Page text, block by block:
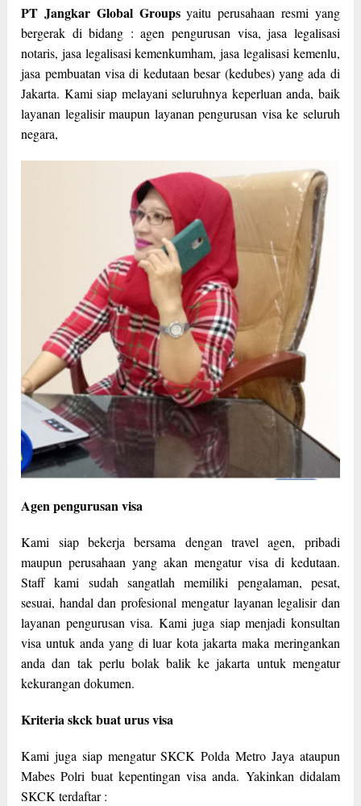
PT Jangkar Global Groupsyaitu perusahaan resmi yang
bergerak di bidang : agen pengurusan visa, jasa legalisasi
notaris, jasa legalisasi kemenkumham, jasa legalisasi kemenlu,
jasa pembuatan visa di kedutaan besar (kedubes) yang ada di
Jakarta. Kami siap melayani seluruhnya keperluan anda, baik
layanan legalisir maupun layanan pengurusan visa ke seluruh
negara,
Agen pengurusan visa
Kami siap bekerja bersama dengan travel agen, pribadi
maupun perusahaan yang akan mengatur visa di kedutaan.
Staff kami sudah sangatlah memiliki pengalaman, pesat,
sesuai, handal dan profesional mengatur layanan legalisir dan
layanan pengurusan visa. Kami juga siap menjadi konsultan
visa untuk anda yang di luar kota jakarta maka meringankan
anda dan tak perlu bolak balik ke jakarta untuk mengatur
kekurangan dokumen.
Kriteria skck buat urus visa
Kami juga siap mengatur SKCK Polda Metro Jaya ataupun
Mabes Polri buat kepentingan visa anda. Yakinkan didalam
SKCK terdaftar :